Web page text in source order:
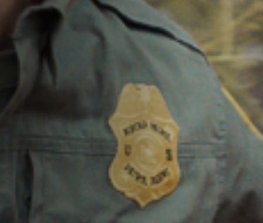
Soumissions
Archives
Publications